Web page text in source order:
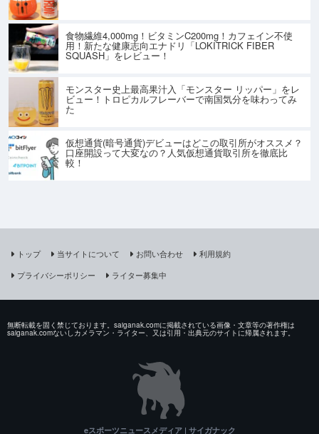
食物繊維4,000mg！ビタミンC200mg！カフェイン不使
用！新たな健康志向エナドリ「LOKITRICK FIBER
SQUASH」をレビュー！
モンスター史上最高果汁入「モンスター リッパー」をレ
ビュー！トロピカルフレーバーで南国気分を味わってみ
た
仮想通貨(暗号通貨)デビューはどこの取引所がオススメ？
口座開設って大変なの？人気仮想通貨取引所を徹底比
較！
トップ 当サイトについて お問い合わせ
利用規約
プライバシーポリシー
ライター募集中
無断転載を固く禁じております。saiganak.comに掲載されている画像・文章等の著作権は
saiganak.comないしカメラマン・ライター、又は引用・出典元のサイトに帰属されます。
eスポーツニュースメディア | サイガナック